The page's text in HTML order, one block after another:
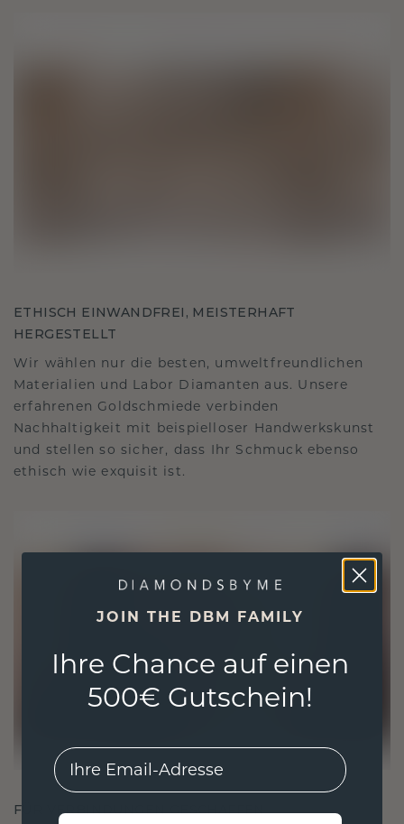
ETHISCH EINWANDFREI, MEISTERHAFT
HERGESTELLT
Wir wählen nur die besten, umweltfreundlichen
Materialien und Labor Diamanten aus. Unsere
erfahrenen Goldschmiede verbinden
Nachhaltigkeit mit beispielloser Handwerkskunst
und stellen so sicher, dass Ihr Schmuck ebenso
ethisch wie exquisit ist.
FÜR VERBINDUNGEN GESCHAFFEN
JOIN THE DBM FAMILY
Ihre Chance auf einen
500€ Gutschein!
EMail